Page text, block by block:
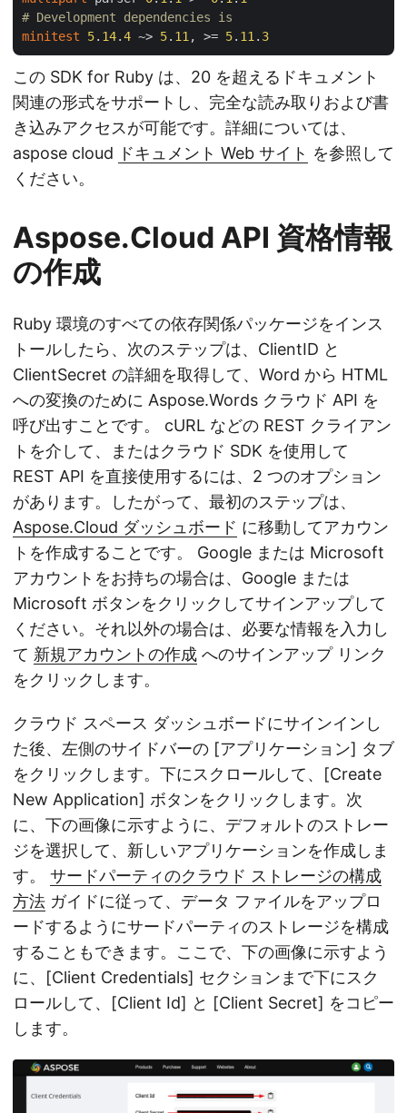
# Development dependencies is
minitest
5. 14.4 ~> 5. 11 , >= 5. 11 . 3
この SDK for Ruby は、20 を超えるドキュメント
関連の形式をサポートし、完全な読み取りおよび書
き込みアクセスが可能です。詳細については、
aspose cloud ドキュメント Web サイト を参照して
ください。
Aspose.Cloud API 資格情報
の作成
Ruby 環境のすべての依存関係パッケージをインス
トールしたら、次のステップは、ClientID と
ClientSecret の詳細を取得して、Word から HTML
への変換のために Aspose.Words クラウド API を
呼び出すことです。 cURL などの REST クライアン
トを介して、またはクラウド SDK を使用して
REST API を直接使用するには、2 つのオプション
があります。したがって、最初のステップは、
Aspose.Cloud ダッシュボード に移動してアカウン
トを作成することです。 Google または Microsoft
アカウントをお持ちの場合は、Google または
Microsoft ボタンをクリックしてサインアップして
ください。それ以外の場合は、必要な情報を入力し
て 新規アカウントの作成 へのサインアップ リンク
をクリックします。
クラウド スペース ダッシュボードにサインインし
た後、左側のサイドバーの [アプリケーション] タブ
をクリックします。下にスクロールして、[Create
New Application] ボタンをクリックします。次
に、下の画像に示すように、デフォルトのストレー
ジを選択して、新しいアプリケーションを作成しま
す。 サードパーティのクラウド ストレージの構成
方法 ガイドに従って、データ ファイルをアップロ
ードするようにサードパーティのストレージを構成
することもできます。ここで、下の画像に示すよう
に、[Client Credentials] セクションまで下にスク
ロールして、[Client Id] と [Client Secret] をコピー
します。